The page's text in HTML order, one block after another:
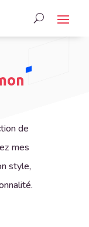
de
mes
style,